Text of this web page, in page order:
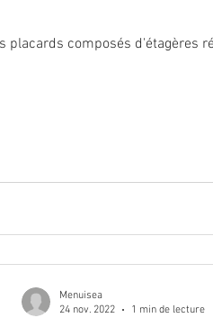
composés d'étagères
Menuisea
24 nov. 2022
1 min de lecture